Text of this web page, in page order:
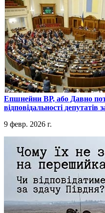
​Епшнейни ВР, або Давно
відповідальності депутатів
9 февр. 2026 г.